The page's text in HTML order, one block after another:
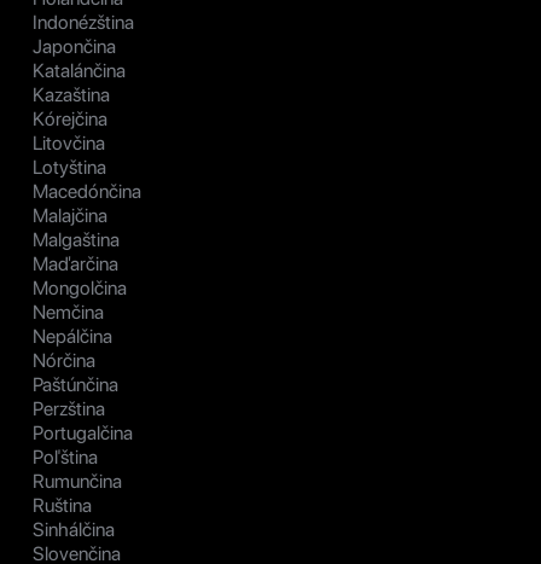
Indonézština
Japončina
Katalánčina
Kazaština
Kórejčina
Litovčina
Lotyština
Macedónčina
Malajčina
Malgaština
Maďarčina
Mongolčina
Nemčina
Nepálčina
Nórčina
Paštúnčina
Perzština
Portugalčina
Poľština
Rumunčina
Ruština
Sinhálčina
Slovenčina